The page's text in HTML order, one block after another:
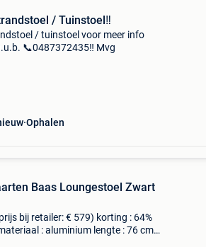
/ Tuinstoel‼️
/ tuinstoel voor meer info
📞0487372435‼️ Mvg
Ophalen
Baas Loungestoel Zwart
bij retailer: € 579) korting : 64%
: aluminium lengte : 76 cm